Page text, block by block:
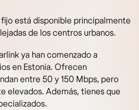
está disponible principalmente
de los centros urbanos.
ya han comenzado a
en Estonia. Ofrecen
entre 50 y 150 Mbps, pero
elevados. Además, tienes que